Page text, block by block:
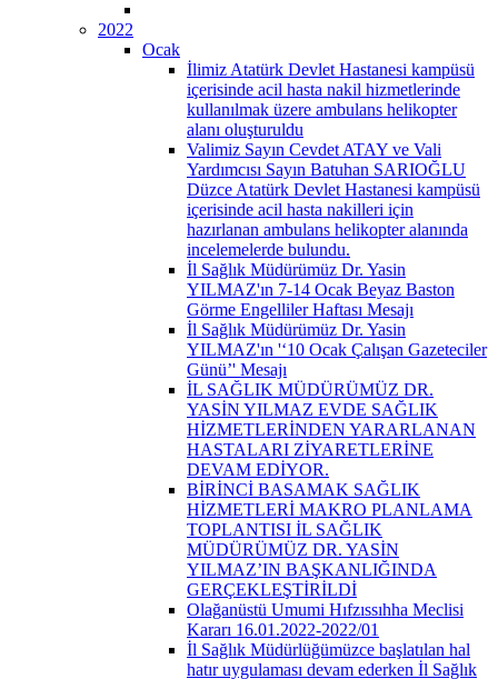
2022
Ocak
İlimiz Atatürk Devlet Hastanesi kampüsü
içerisinde acil hasta nakil hizmetlerinde
kullanılmak üzere ambulans helikopter
alanı oluşturuldu
Valimiz Sayın Cevdet ATAY ve Vali
Yardımcısı Sayın Batuhan SARIOĞLU
Düzce Atatürk Devlet Hastanesi kampüsü
içerisinde acil hasta nakilleri için
hazırlanan ambulans helikopter alanında
incelemelerde bulundu.
İl Sağlık Müdürümüz Dr. Yasin
YILMAZ'ın 7-14 Ocak Beyaz Baston
Görme Engelliler Haftası Mesajı
İl Sağlık Müdürümüz Dr. Yasin
YILMAZ'ın '‘10 Ocak Çalışan Gazeteciler
Günü’' Mesajı
İL SAĞLIK MÜDÜRÜMÜZ DR.
YASİN YILMAZ EVDE SAĞLIK
HİZMETLERİNDEN YARARLANAN
HASTALARI ZİYARETLERİNE
DEVAM EDİYOR.
BİRİNCİ BASAMAK SAĞLIK
HİZMETLERİ MAKRO PLANLAMA
TOPLANTISI İL SAĞLIK
MÜDÜRÜMÜZ DR. YASİN
YILMAZ’IN BAŞKANLIĞINDA
GERÇEKLEŞTİRİLDİ
Olağanüstü Umumi Hıfzıssıhha Meclisi
Kararı 16.01.2022-2022/01
İl Sağlık Müdürlüğümüzce başlatılan hal
hatır uygulaması devam ederken İl Sağlık